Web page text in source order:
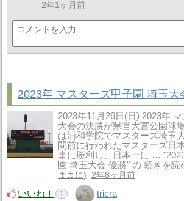
2年1ヶ月前
2023年 マスターズ甲子園 埼玉大
2023年11月26日(日) 2023年
大会の決勝が県営大宮公園球
は浦和学院でマスターズ埼玉
間前に行われたマスターズ日
事に勝利し、日本一に …
園 埼玉大会 優勝" の 続きを
ままに
2年8ヶ月前
いいね！ 1 tricra